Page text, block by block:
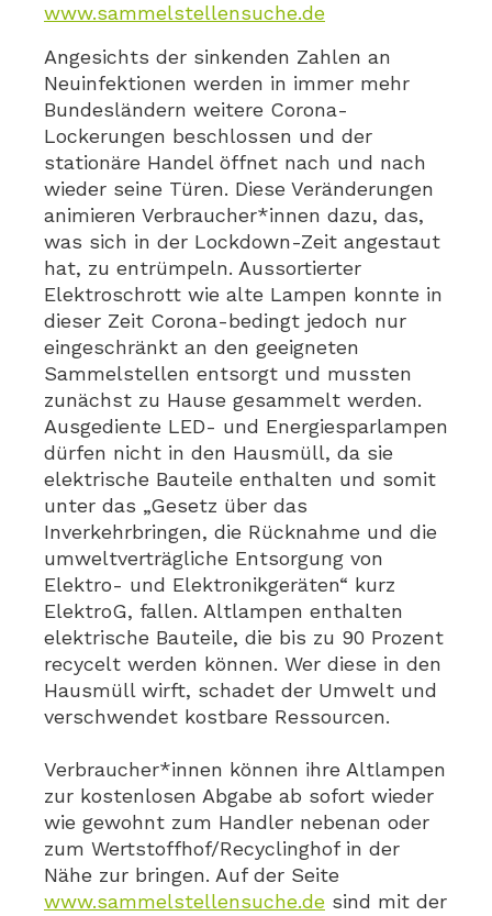
www.sammelstellensuche.de
Angesichts der sinkenden Zahlen an
Neuinfektionen werden in immer mehr
Bundesländern weitere Corona-
Lockerungen beschlossen und der
stationäre Handel öffnet nach und nach
wieder seine Türen. Diese Veränderungen
animieren Verbraucher*innen dazu, das,
was sich in der Lockdown-Zeit angestaut
hat, zu entrümpeln. Aussortierter
Elektroschrott wie alte Lampen konnte in
dieser Zeit Corona-bedingt jedoch nur
eingeschränkt an den geeigneten
Sammelstellen entsorgt und mussten
zunächst zu Hause gesammelt werden.
Ausgediente LED- und Energiesparlampen
dürfen nicht in den Hausmüll, da sie
elektrische Bauteile enthalten und somit
unter das „Gesetz über das
Inverkehrbringen, die Rücknahme und die
umweltverträgliche Entsorgung von
Elektro- und Elektronikgeräten“ kurz
ElektroG, fallen. Altlampen enthalten
elektrische Bauteile, die bis zu 90 Prozent
recycelt werden können. Wer diese in den
Hausmüll wirft, schadet der Umwelt und
verschwendet kostbare Ressourcen.
Verbraucher*innen können ihre Altlampen
zur kostenlosen Abgabe ab sofort wieder
wie gewohnt zum Handler nebenan oder
zum Wertstoffhof/Recyclinghof in der
Nähe zur bringen. Auf der Seite
www.sammelstellensuche.de sind mit der